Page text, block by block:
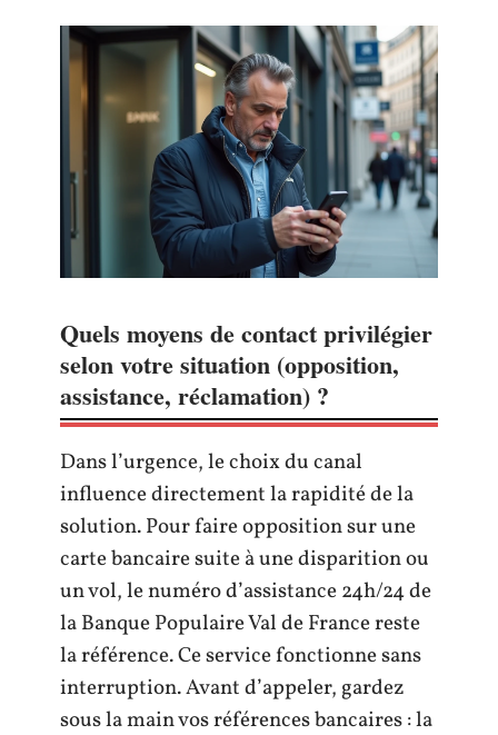
Quels moyens de contact privilégier
selon votre situation (opposition,
assistance, réclamation) ?
Dans l’urgence, le choix du canal
influence directement la rapidité de la
solution. Pour faire opposition sur une
carte bancaire suite à une disparition ou
un vol, le numéro d’assistance 24h/24 de
la Banque Populaire Val de France reste
la référence. Ce service fonctionne sans
interruption. Avant d’appeler, gardez
sous la main vos références bancaires : la